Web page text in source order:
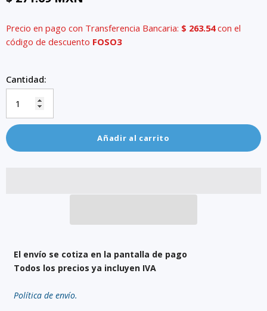
Precio en pago con Transferencia Bancaria: $ 263.54con el
código de descuento FOSO3
Cantidad:
Añadir al carrito
El envío se cotiza en la pantalla de pago
Todos los precios ya incluyen IVA
Política de envío.